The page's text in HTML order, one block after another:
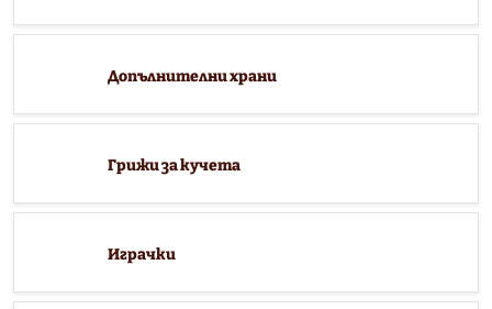
Допълнителни храни
Грижи за кучета
Играчки